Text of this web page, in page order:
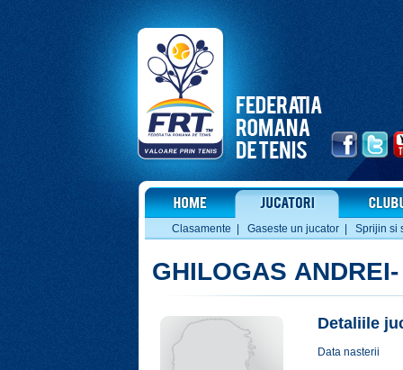
Clasamente Gaseste un jucator Sprijin si
GHILOGAS
Detaliile
Data nasterii